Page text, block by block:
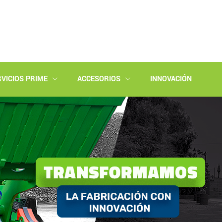
PRIME ACCESORIOS INNOVACIÓN